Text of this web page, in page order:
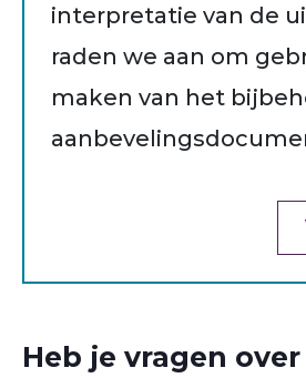
interpretatie van de
raden we aan om
maken van het
Heb je vragen